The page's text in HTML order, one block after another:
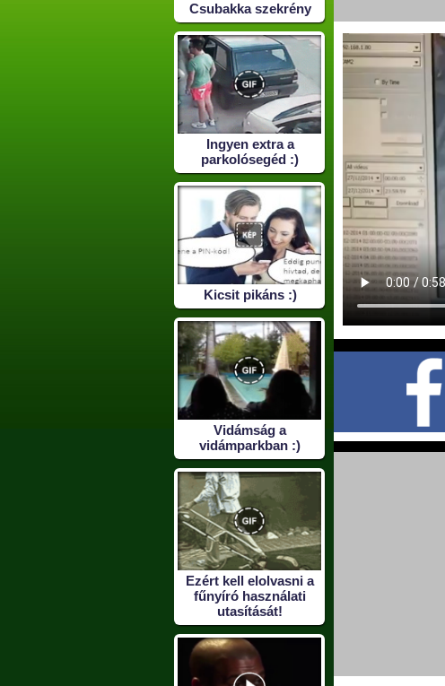
Csubakka szekrény
Ingyen extra a
parkolósegéd :)
Kicsit pikáns :)
Vidámság a
vidámparkban :)
Ezért kell elolvasni a
fűnyíró használati
utasítását!